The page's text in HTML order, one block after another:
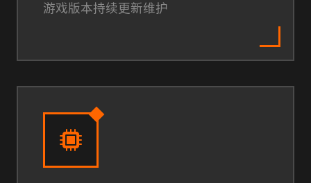
游戏版本持续更新维护